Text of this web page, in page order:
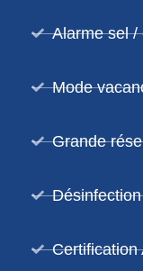
Alarme sel /
Mode
Grande
Certification